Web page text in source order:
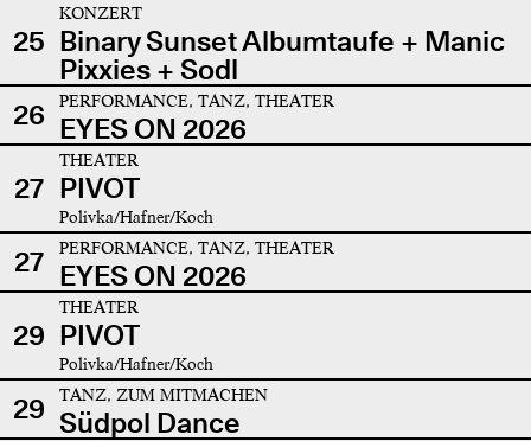
25
KONZERT
Binary Sunset Albumtaufe + Manic
Pixxies + Sodl
26
PERFORMANCE, TANZ, THEATER
EYES ON 2026
27
THEATER
PIVOT
Polivka/Hafner/Koch
27 PERFORMANCE, TANZ, THEATER
EYES ON 2026
29
THEATER
PIVOT
Polivka/Hafner/Koch
29 TANZ, ZUM MITMACHEN
Südpol Dance